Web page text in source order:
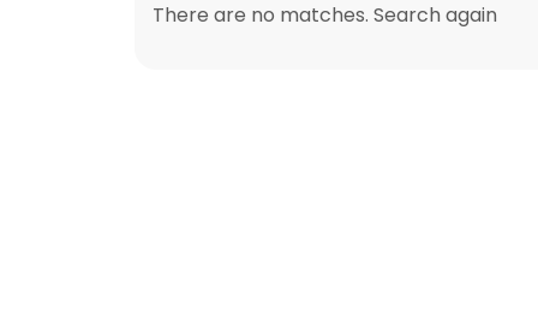
There are no matches. Search again